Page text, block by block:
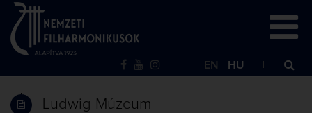
EN HU
Ludwig Múzeum